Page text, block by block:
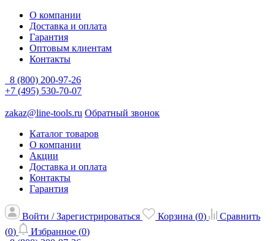
О компании
Доставка и оплата
Гарантия
Оптовым клиентам
Контакты
8 (800) 200-97-26
+7 (495) 530-70-07
zakaz@line-tools.ru Обратный звонок
Каталог товаров
О компании
Акции
Доставка и оплата
Контакты
Гарантия
Войти / Зарегистрироваться Корзина (0)
Сравнить
(0) Избранное (0)